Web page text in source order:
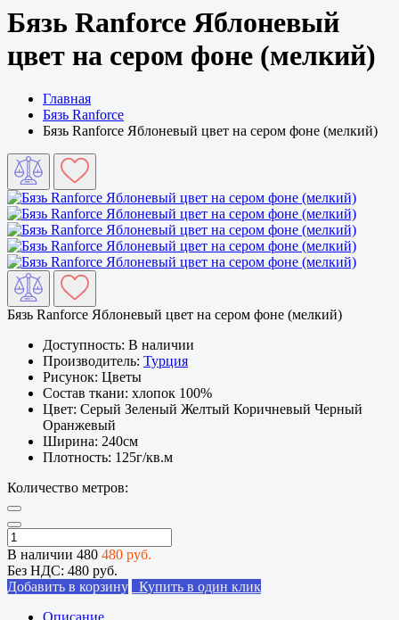
Бязь Ranforce Яблоневый
цвет на сером фоне (мелкий)
Главная
Бязь Ranforce
Бязь Ranforce Яблоневый цвет на сером фоне (мелкий)
Бязь Ranforce Яблоневый цвет на сером фоне (мелкий)
Доступность: В наличии
Производитель: Турция
Рисунок: Цветы
Состав ткани: хлопок 100%
Цвет: Серый Зеленый Желтый Коричневый Черный
Оранжевый
Ширина: 240см
Плотность: 125г/кв.м
Количество метров:
В наличии 480 480 руб.
Без НДС: 480 руб.
Добавить в корзину
Купить в один клик
Описание